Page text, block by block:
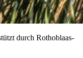
durch Rothoblaas-